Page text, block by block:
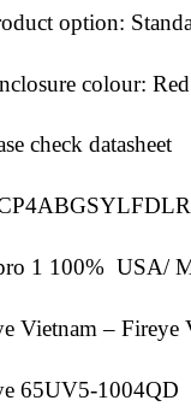
option:
colour: Red
check datasheet
1 100% USA/
Vietnam – Fireye
65UV5-1004QD